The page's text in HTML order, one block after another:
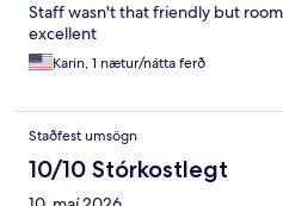
Staff wasn't that friendly but
excellent
Karin, 1 nætur/nátta ferð
Staðfest umsögn
10/10 Stórkostlegt